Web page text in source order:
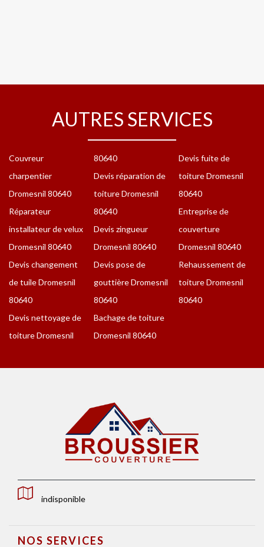
AUTRES SERVICES
Couvreur
charpentier
Dromesnil 80640
Réparateur
installateur de velux
Dromesnil 80640
Devis changement
de tuile Dromesnil
80640
Devis nettoyage de
toiture Dromesnil
80640
Devis réparation de
toiture Dromesnil
80640
Devis zingueur
Dromesnil 80640
Devis pose de
gouttière Dromesnil
80640
Bachage de toiture
Dromesnil 80640
Devis fuite de
toiture Dromesnil
80640
Entreprise de
couverture
Dromesnil 80640
Rehaussement de
toiture Dromesnil
80640
indisponible
NOS SERVICES